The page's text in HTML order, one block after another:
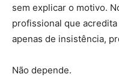
sem explicar o motivo.
profissional que
apenas de insistência,
Não depende.